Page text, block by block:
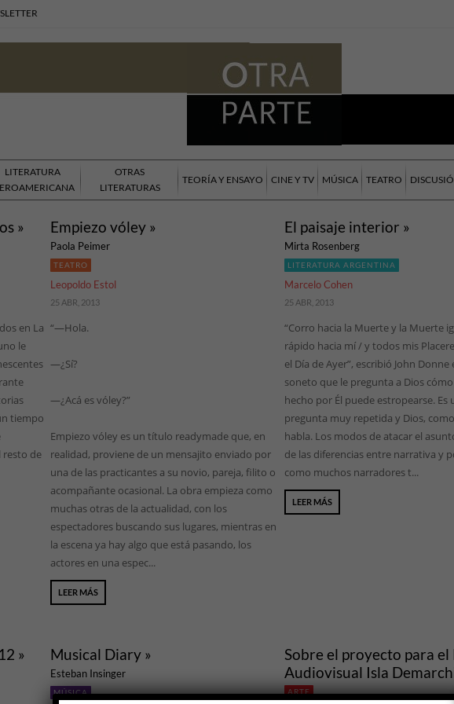
LITERATURA
OTRAS
LITERATURAS
TEORÍA Y ENSAYO CINE Y TV MÚSICA TEATRO
»
en La
le
tiempo
resto de
»
Empiezo vóley »
Paola Peimer
TEATRO
Leopoldo Estol
25 ABR, 2013
“—Hola.
—¿Sí?
—¿Acá es vóley?”
Empiezo vóley es un título readymade que, en
realidad, proviene de un mensajito enviado por
una de las practicantes a su novio, pareja, filito o
acompañante ocasional. La obra empieza como
muchas otras de la actualidad, con los
espectadores buscando sus lugares, mientras en
la escena ya hay algo que está pasando, los
actores en una espec...
LEER MÁS
Musical Diary »
Esteban Insinger
MÚSICA
El paisaje interior »
Mirta Rosenberg
LITERATURA ARGENTINA
Marcelo Cohen
25 ABR, 2013
“Corro hacia la Muerte y la Muerte
rápido hacia mí / y todos mis
el Día de Ayer”, escribió John Donne
soneto que le pregunta a Dios
hecho por Él puede estropearse. Es
pregunta muy repetida y Dios,
habla. Los modos de atacar el
de las diferencias entre narrativa y
como muchos narradores t...
LEER MÁS
Sobre el proyecto para el
Audiovisual Isla
ARTE